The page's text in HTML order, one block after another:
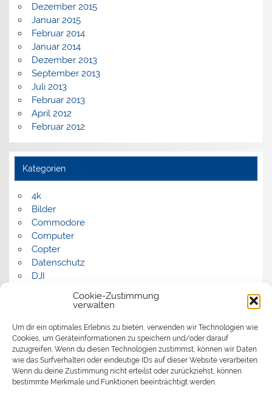
Cookie-Zustimmung
verwalten
Um dir ein optimales Erlebnis zu bieten, verwenden wir Technologien wie
Cookies, um Geräteinformationen zu speichern und/oder darauf
zuzugreifen. Wenn du diesen Technologien zustimmst, können wir Daten
wie das Surfverhalten oder eindeutige IDs auf dieser Website verarbeiten.
Wenn du deine Zustimmung nicht erteilst oder zurückziehst, können
bestimmte Merkmale und Funktionen beeinträchtigt werden.
Dezember 2015
Januar 2015
Februar 2014
Januar 2014
Dezember 2013
September 2013
Juli 2013
Februar 2013
April 2012
Februar 2012
Kategorien
4k
Bilder
Commodore
Computer
Copter
Datenschutz
DJI
Panorama
Politik
Retrocomputer
Uncategorized
Video